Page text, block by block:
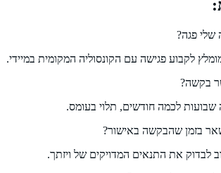
לקבוע פגישה עם הקונסוליה המקומית במיידי.
שבועות לכמה חודשים, תלוי בעומס.
לבדוק את התנאים המדויקים של ויזתך.